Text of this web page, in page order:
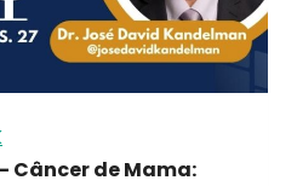
Câncer de Mama: